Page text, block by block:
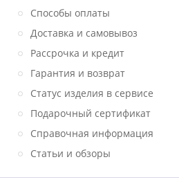
Способы оплаты
Доставка и самовывоз
Рассрочка и кредит
Гарантия и возврат
Статус изделия в сервисе
Подарочный сертификат
Справочная информация
Статьи и обзоры